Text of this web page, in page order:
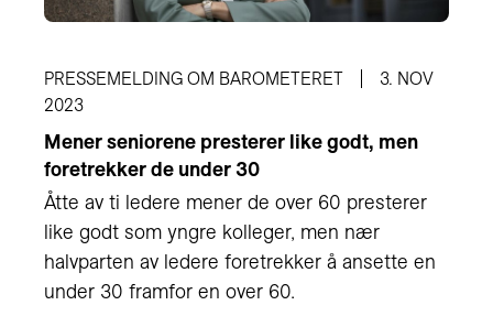
PRESSEMELDING OM BAROMETERET
3. NOV
2023
Mener seniorene presterer like godt, men
foretrekker de under 30
Åtte av ti ledere mener de over 60 presterer
like godt som yngre kolleger, men nær
halvparten av ledere foretrekker å ansette en
under 30 framfor en over 60.